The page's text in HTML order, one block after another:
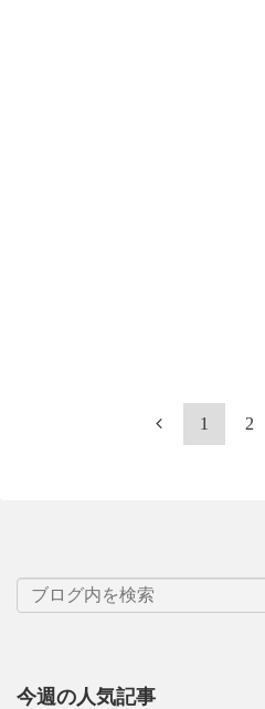
1 2
今週の人気記事